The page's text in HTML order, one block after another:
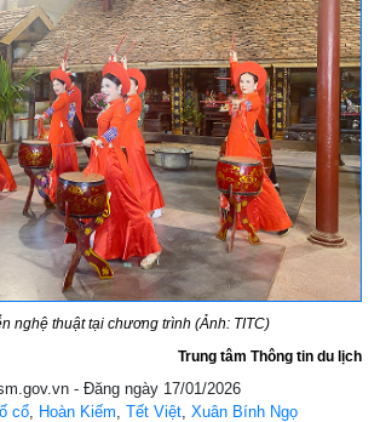
nghệ thuật tại chương trình (Ảnh: TITC)
Trung tâm Thông tin du lịch
- Đăng ngày 17/01/2026
cổ Hoàn Kiếm Tết Việt Xuân Bính Ngọ